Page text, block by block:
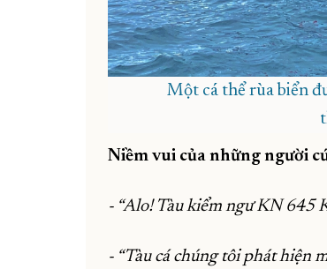
Một cá thể rùa biển
Niềm vui của những người
- “Alo! Tàu kiểm ngư KN 645
- “Tàu cá chúng tôi phát hiện